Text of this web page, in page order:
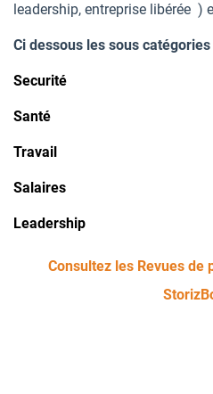
leadership, entreprise libérée )
Ci dessous les sous catégories
Securité
Santé
Travail
Salaires
Leadership
Consultez les Revues de